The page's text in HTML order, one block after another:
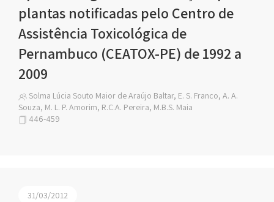
plantas notificadas pelo Centro de
Assistência Toxicológica de
Pernambuco (CEATOX-PE) de 1992 a
2009
Solma Lúcia Souto Maior de Araújo Baltar, E. S. Franco, A. A.
Souza, M. L. P. Amorim, R.C.A. Pereira, M.B.S. Maia
446-459
31/03/2012